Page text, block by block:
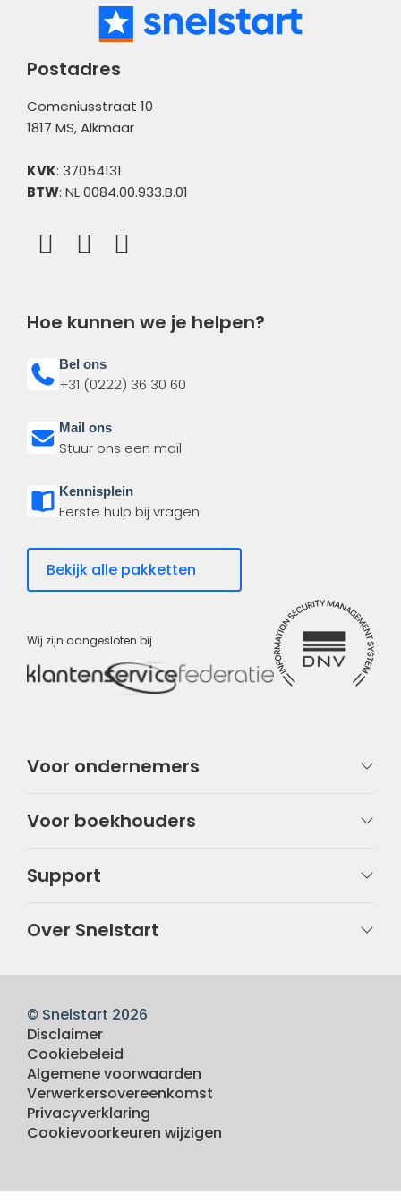
Postadres
Comeniusstraat 10
1817 MS, Alkmaar
KVK: 37054131
BTW: NL 0084.00.933.B.01
Hoe kunnen we je helpen?
Bel ons
+31 (0222) 36 30 60
Mail ons
Stuur ons een mail
Kennisplein
Eerste hulp bij vragen
Bekijk alle pakketten
Wij zijn aangesloten bij
Voor ondernemers
Voor boekhouders
Support
Over Snelstart
© Snelstart 2026
Disclaimer
Cookiebeleid
Algemene voorwaarden
Verwerkersovereenkomst
Privacyverklaring
Cookievoorkeuren wijzigen